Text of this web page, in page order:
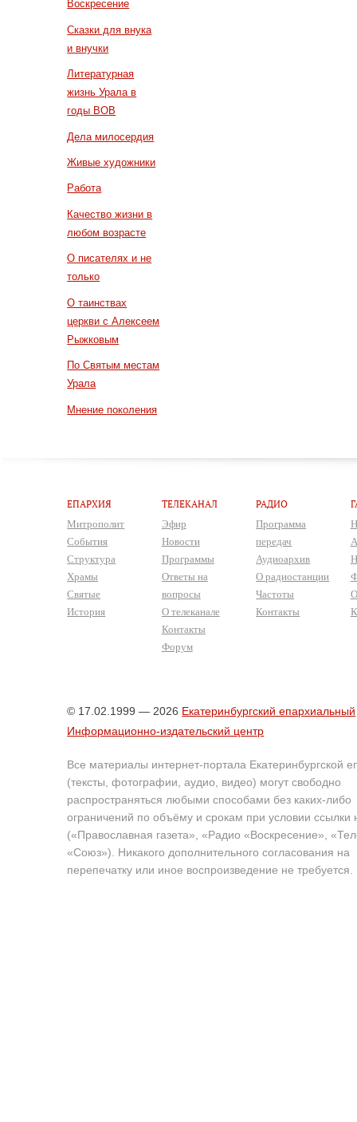
Воскресение
Сказки для внука
и внучки
Литературная
жизнь Урала в
годы ВОВ
Дела милосердия
Живые художники
Работа
Качество жизни в
любом возрасте
О писателях и не
только
О таинствах
церкви с Алексеем
Рыжковым
По Святым местам
Урала
Мнение поколения
ЕПАРХИЯ
Митрополит
События
Структура
Храмы
Святые
История
ТЕЛЕКАНАЛ
Эфир
Новости
Программы
Ответы на
вопросы
О телеканале
Контакты
Форум
РАДИО
Программа
передач
Аудиоархив
О радиостанции
Частоты
Контакты
© 17.02.1999 — 2026 Екатеринбургский епархиальный
Информационно-издательский центр
Все материалы интернет-портала Екатеринбургской
(тексты, фотографии, аудио, видео) могут свободно
распространяться любыми способами без каких-либо
ограничений по объёму и срокам при условии ссылки
(«Православная газета», «Радио «Воскресение»,
«Союз»). Никакого дополнительного согласования на
перепечатку или иное воспроизведение не требуется.